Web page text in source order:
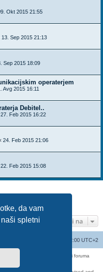
da vam
spletni
Okt 2015 21:55
13. Sep 2015 21:13
Sep 2015 18:09
operaterjem
Avg 2015 16:11
Debitel..
27. Feb 2015 16:22
24. Feb 2015 21:06
22. Feb 2015 15:08
Pojdi na
Vsi časi so UTC+02:00 UTC+2
Telemach. Administratorji foruma
Telemach d.o.o.
izključno njihovi avtorji.